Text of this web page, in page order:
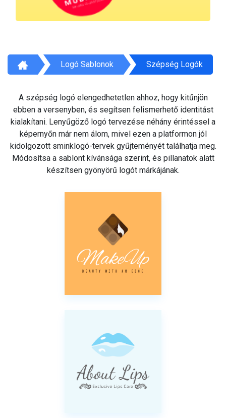
Logó Sablonok Szépség Logók
A szépség logó elengedhetetlen ahhoz, hogy kitűnjön
ebben a versenyben, és segítsen felismerhető identitást
kialakítani. Lenyűgöző logó tervezése néhány érintéssel a
képernyőn már nem álom, mivel ezen a platformon jól
kidolgozott sminklogó-tervek gyűjteményét találhatja meg.
Módosítsa a sablont kívánsága szerint, és pillanatok alatt
készítsen gyönyörű logót márkájának.